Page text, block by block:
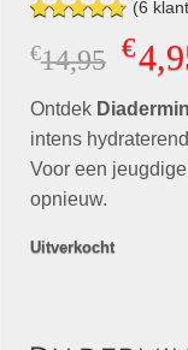
Gewaardeerd
4.67op 5
gebaseerd
waarderingen
(6
€14,95
prijs
was:
€
Ontdek
intens
Voor een
opnieuw.
Uitverkocht